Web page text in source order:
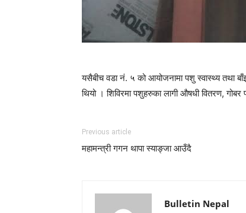
यसैबीच वडा नं. ५ को आयोजनामा पशु स्वास्थ्य तथा
थियो । शिविरमा पशुहरुका लागी औषधी वितरण, गोबर
Previous article
महामन्त्री गगन थापा स्याङ्जा आउँदै
Bulletin Nepal